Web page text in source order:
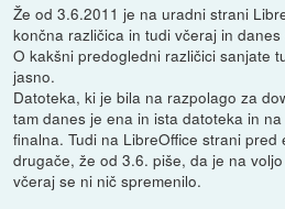
Že od 3.6.2011 je na uradni strani
končna različica in tudi včeraj in
O kakšni predogledni različici sanjate
jasno.
Datoteka, ki je bila na razpolago za
tam danes je ena in ista datoteka in
finalna. Tudi na LibreOffice strani
drugače, že od 3.6. piše, da je na
včeraj se ni nič spremenilo.